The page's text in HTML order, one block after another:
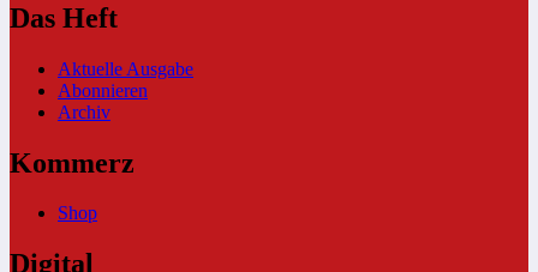
Das Heft
Aktuelle Ausgabe
Abonnieren
Archiv
Kommerz
Shop
Digital